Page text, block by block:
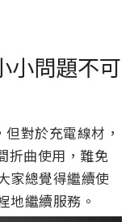
小問題不可
對於充電線材，
折曲使用，難免
家總覺得繼續使
地繼續服務。